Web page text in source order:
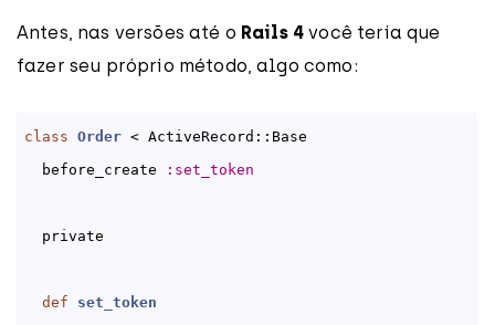
Antes, nas versões até o Rails 4 você teria que
fazer seu próprio método, algo como:
class Order < ActiveRecord::Base
  before_create
:set_token
  private
def
set_token